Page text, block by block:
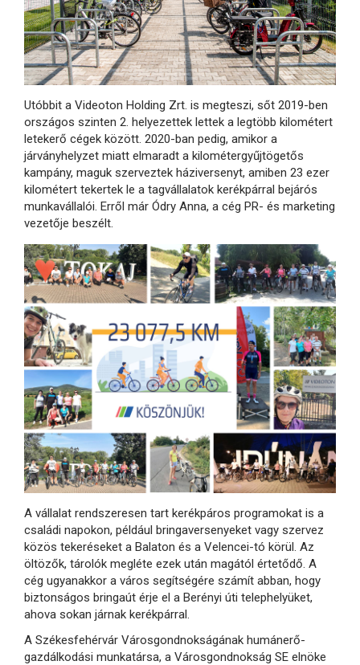
Utóbbit a Videoton Holding Zrt. is megteszi, sőt 2019-ben
országos szinten 2. helyezettek lettek a legtöbb kilométert
letekerő cégek között. 2020-ban pedig, amikor a
járványhelyzet miatt elmaradt a kilométergyűjtögetős
kampány, maguk szerveztek háziversenyt, amiben 23 ezer
kilométert tekertek le a tagvállalatok kerékpárral bejárós
munkavállalói. Erről már Ódry Anna, a cég PR- és marketing
vezetője beszélt.
A vállalat rendszeresen tart kerékpáros programokat is a
családi napokon, például bringaversenyeket vagy szervez
közös tekeréseket a Balaton és a Velencei-tó körül. Az
öltözők, tárolók megléte ezek után magától értetődő. A
cég ugyanakkor a város segítségére számít abban, hogy
biztonságos bringaút érje el a Berényi úti telephelyüket,
ahova sokan járnak kerékpárral.
A Székesfehérvár Városgondnokságának humánerő-
gazdálkodási munkatársa, a Városgondnokság SE elnöke